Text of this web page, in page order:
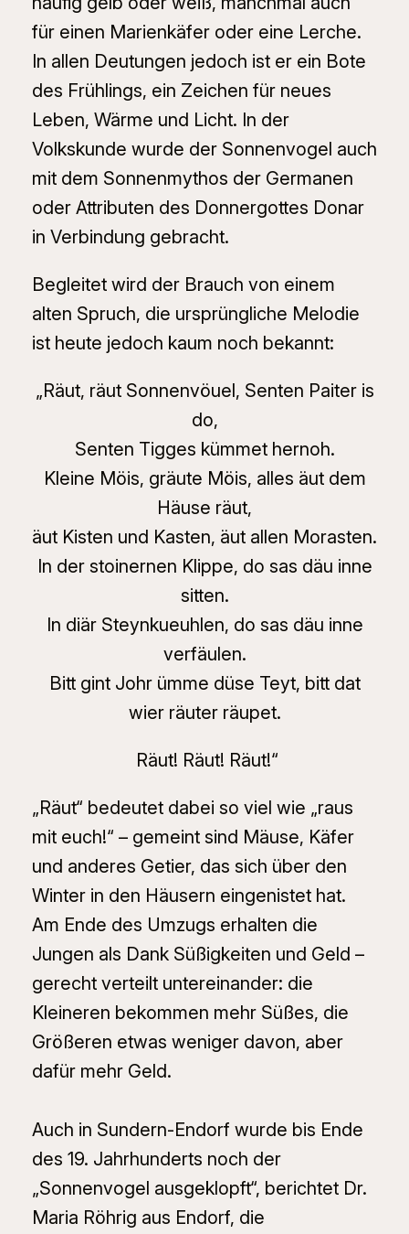
für einen Marienkäfer oder eine Lerche.
In allen Deutungen jedoch ist er ein Bote
des Frühlings, ein Zeichen für neues
Leben, Wärme und Licht. In der
Volkskunde wurde der Sonnenvogel auch
mit dem Sonnenmythos der Germanen
oder Attributen des Donnergottes Donar
in Verbindung gebracht.
Begleitet wird der Brauch von einem
alten Spruch, die ursprüngliche Melodie
ist heute jedoch kaum noch bekannt:
„Räut, räut Sonnenvöuel, Senten Paiter is
do,
Senten Tigges kümmet hernoh.
Kleine Möis, gräute Möis, alles äut dem
Häuse räut,
äut Kisten und Kasten, äut allen Morasten.
In der stoinernen Klippe, do sas däu inne
sitten.
In diär Steynkueuhlen, do sas däu inne
verfäulen.
Bitt gint Johr ümme düse Teyt, bitt dat
wier räuter räupet.
Räut! Räut! Räut!“
„Räut“ bedeutet dabei so viel wie „raus
mit euch!“ – gemeint sind Mäuse, Käfer
und anderes Getier, das sich über den
Winter in den Häusern eingenistet hat.
Am Ende des Umzugs erhalten die
Jungen als Dank Süßigkeiten und Geld –
gerecht verteilt untereinander: die
Kleineren bekommen mehr Süßes, die
Größeren etwas weniger davon, aber
dafür mehr Geld.
Auch in Sundern-Endorf wurde bis Ende
des 19. Jahrhunderts noch der
„Sonnenvogel ausgeklopft“, berichtet Dr.
Maria Röhrig aus Endorf, die